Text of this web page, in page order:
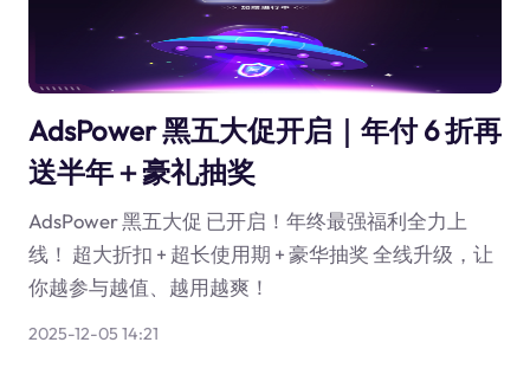
AdsPower 黑五大促开启｜年付 6 折再
送半年＋豪礼抽奖
AdsPower 黑五大促 已开启！年终最强福利全力上
线！ 超大折扣 + 超长使用期 + 豪华抽奖 全线升级，让
你越参与越值、越用越爽！
2025-12-05 14:21